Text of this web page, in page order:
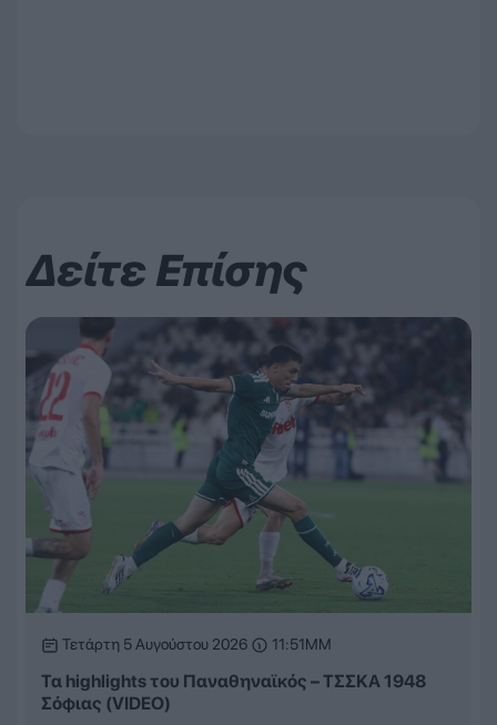
Δείτε Επίσης
Τετάρτη 5 Αυγούστου 2026 11:51ΜΜ
Τα highlights του Παναθηναϊκός – ΤΣΣΚΑ 1948
Σόφιας (VIDEO)